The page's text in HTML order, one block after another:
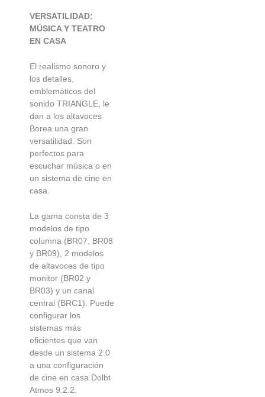
VERSATILIDAD:
MÚSICA Y TEATRO
EN CASA
El realismo sonoro y
los detalles,
emblemáticos del
sonido TRIANGLE, le
dan a los altavoces
Borea una gran
versatilidad. Son
perfectos para
escuchar música o en
un sistema de cine en
casa.
La gama consta de 3
modelos de tipo
columna (BR07, BR08
y BR09), 2 modelos
de altavoces de tipo
monitor (BR02 y
BR03) y un canal
central (BRC1). Puede
configurar los
sistemas más
eficientes que van
desde un sistema 2.0
a una configuración
de cine en casa Dolbt
Atmos 9.2.2.